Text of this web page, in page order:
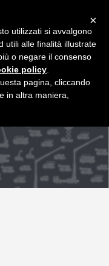
×
utilizzati si avvalgono
utili alle finalità illustrate
o negare il consenso
policy
pagina, cliccando
in altra maniera,